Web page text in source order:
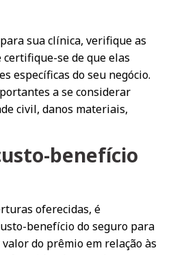
sua clínica, verifique as
se de que elas
específicas do seu negócio.
a se considerar
civil, danos materiais,
benefício
oferecidas, é
benefício do seguro para
do prêmio em relação às